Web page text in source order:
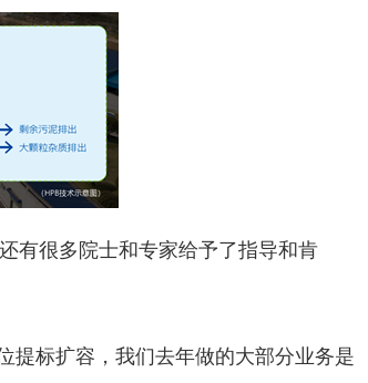
有很多院士和专家给予了指导和肯
标扩容，我们去年做的大部分业务是